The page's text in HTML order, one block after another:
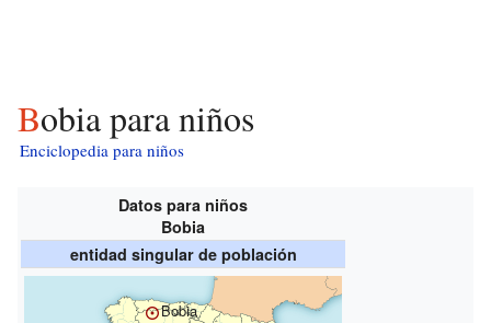
Bobia para niños
Enciclopedia para niños
Datos para niños
Bobia
entidad singular de población
Bobia